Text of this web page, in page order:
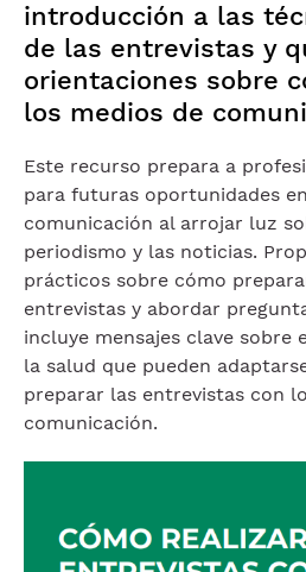
introducción a las
de las entrevistas y
orientaciones sobre
los medios de
Este recurso prepara a
para futuras oportunidades
comunicación al arrojar luz
periodismo y las noticias.
prácticos sobre cómo
entrevistas y abordar
incluye mensajes clave sobre
la salud que pueden
preparar las entrevistas con
comunicación.